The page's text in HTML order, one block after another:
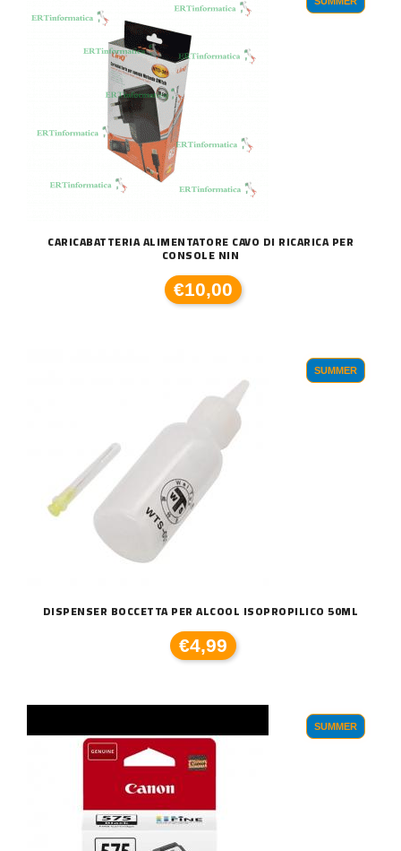
CARICABATTERIA ALIMENTATORE CAVO DI RICARICA PER
CONSOLE NIN
€10,00
SUMMER
DISPENSER BOCCETTA PER ALCOOL ISOPROPILICO 50ML
€4,99
SUMMER